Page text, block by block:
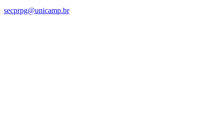
secprpg@unicamp.br